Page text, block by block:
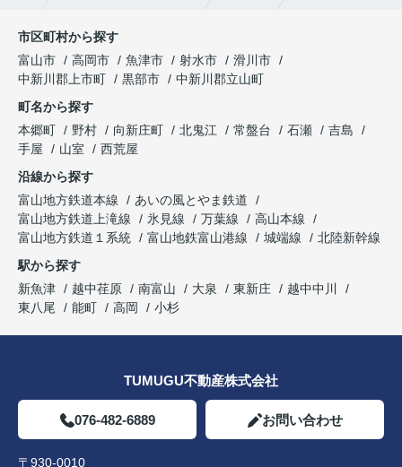
市区町村から探す
富山市
高岡市 魚津市 射水市
滑川市
中新川郡上市町
黒部市
中新川郡立山町
町名から探す
本郷町
野村 向新庄町 北鬼江 常盤台 石瀬
吉島
手屋
山室
西荒屋
沿線から探す
富山地方鉄道本線
あいの風とやま鉄道
富山地方鉄道上滝線
氷見線 万葉線
高山本線
富山地方鉄道１系統
富山地鉄富山港線 城端線
北陸新幹線
駅から探す
新魚津
越中荏原 南富山 大泉 東新庄
越中中川
東八尾
能町 高岡 小杉
TUMUGU不動産株式会社
076-482-6889 お問い合わせ
〒930-0010